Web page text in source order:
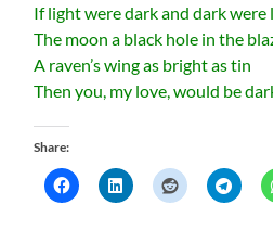
If light were dark and dark were
The moon a black hole in the
A raven’s wing as bright as tin
Then you, my love, would be
Share: